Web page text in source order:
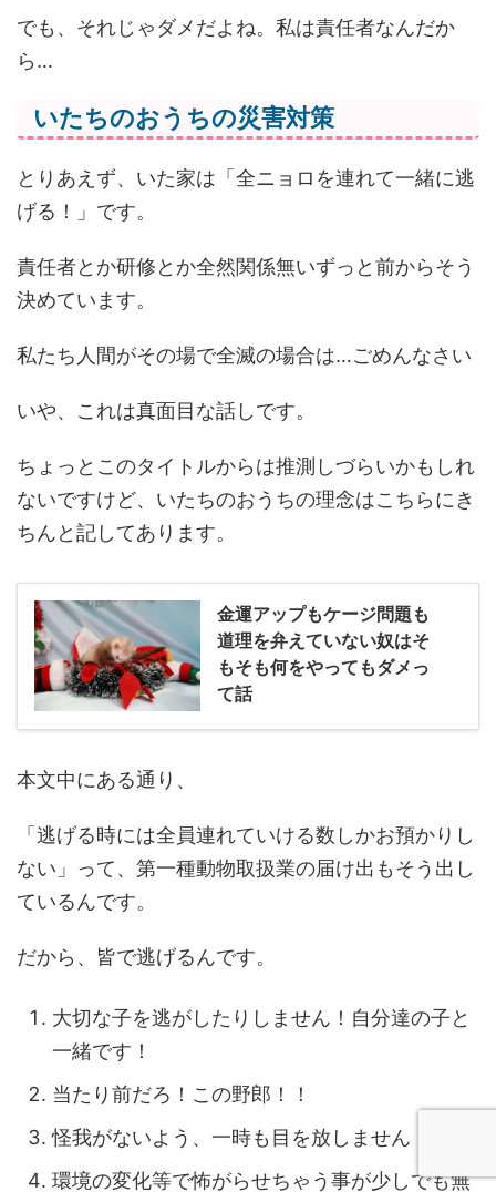
でも、それじゃダメだよね。私は責任者なんだか
ら…
いたちのおうちの災害対策
とりあえず、いた家は「全ニョロを連れて一緒に逃
げる！」です。
責任者とか研修とか全然関係無いずっと前からそう
決めています。
私たち人間がその場で全滅の場合は…ごめんなさい
いや、これは真面目な話しです。
ちょっとこのタイトルからは推測しづらいかもしれ
ないですけど、いたちのおうちの理念はこちらにき
ちんと記してあります。
金運アップもケージ問題も
道理を弁えていない奴はそ
もそも何をやってもダメっ
て話
本文中にある通り、
「逃げる時には全員連れていける数しかお預かりし
ない」って、第一種動物取扱業の届け出もそう出し
ているんです。
だから、皆で逃げるんです。
大切な子を逃がしたりしません！自分達の子と
一緒です！
当たり前だろ！この野郎！！
怪我がないよう、一時も目を放しません！
環境の変化等で怖がらせちゃう事が少しでも無